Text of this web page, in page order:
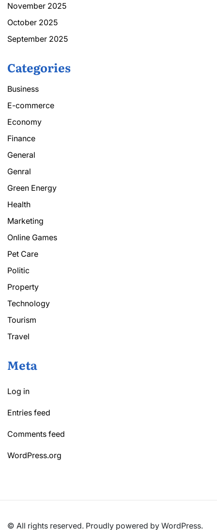
November 2025
October 2025
September 2025
Categories
Business
E-commerce
Economy
Finance
General
Genral
Green Energy
Health
Marketing
Online Games
Pet Care
Politic
Property
Technology
Tourism
Travel
Meta
Log in
Entries feed
Comments feed
WordPress.org
© All rights reserved. Proudly powered by WordPress.